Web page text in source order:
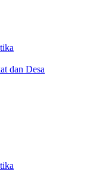
dan Desa